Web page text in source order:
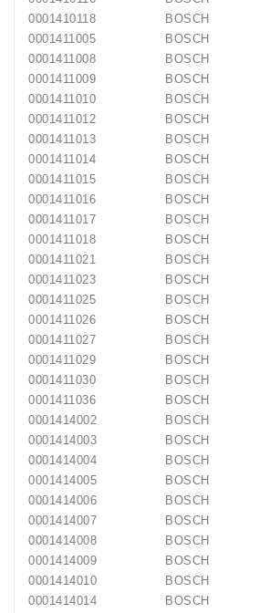
0001410118
BOSCH
0001411005
BOSCH
0001411008
BOSCH
0001411009
BOSCH
0001411010
BOSCH
0001411012
BOSCH
0001411013
BOSCH
0001411014
BOSCH
0001411015
BOSCH
0001411016
BOSCH
0001411017
BOSCH
0001411018
BOSCH
0001411021
BOSCH
0001411023
BOSCH
0001411025
BOSCH
0001411026
BOSCH
0001411027
BOSCH
0001411029
BOSCH
0001411030
BOSCH
0001411036
BOSCH
0001414002
BOSCH
0001414003
BOSCH
0001414004
BOSCH
0001414005
BOSCH
0001414006
BOSCH
0001414007
BOSCH
0001414008
BOSCH
0001414009
BOSCH
0001414010
BOSCH
0001414014
BOSCH